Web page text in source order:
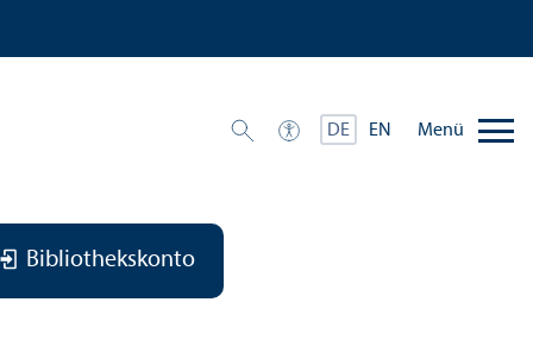
DE EN Menü
Bibliothekskonto